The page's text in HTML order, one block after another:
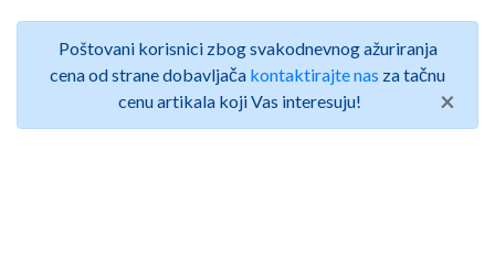
Poštovani korisnici zbog svakodnevnog ažuriranja
cena od strane dobavljača kontaktirajte nas za tačnu
cenu artikala koji Vas interesuju!
×